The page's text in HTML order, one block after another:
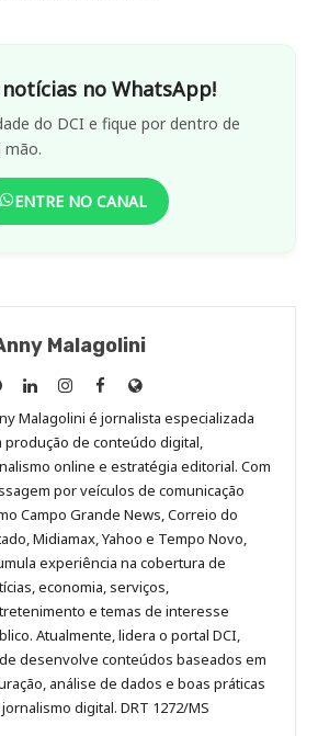
notícias no WhatsApp!
do DCI e fique por dentro de
mão.
ENTRE NO CANAL
Malagolini
Anny
Malagolini
no
Pinterest
Anny
Malagolini
no
LinkedIn
Anny
Malagolini
no
Instagram
Anny
Malagolini
no
Facebook
Site
de
Anny
Malagolini
Malagolini é jornalista especializada
produção de conteúdo digital,
online e estratégia editorial. Com
por veículos de comunicação
Campo Grande News, Correio do
Midiamax, Yahoo e Tempo Novo,
experiência na cobertura de
economia, serviços,
e temas de interesse
Atualmente, lidera o portal DCI,
desenvolve conteúdos baseados em
análise de dados e boas práticas
digital. DRT 1272/MS